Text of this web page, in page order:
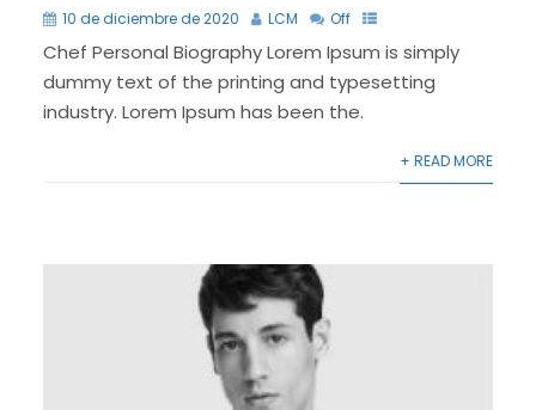
10 de diciembre de 2020 LCM Off
Chef Personal Biography Lorem Ipsum is simply
dummy text of the printing and typesetting
industry. Lorem Ipsum has been the.
+ READ MORE